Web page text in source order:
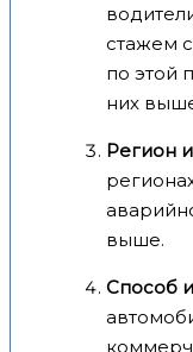
стажем
по этой
них
Регион
выше.
Способ